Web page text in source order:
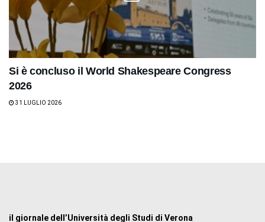
Si è concluso il World Shakespeare Congress
2026
31 LUGLIO 2026
il giornale dell’Università degli Studi di Verona